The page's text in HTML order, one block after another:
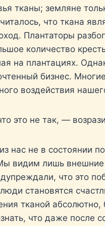
тканы; земляне
что ткана
Плантаторы
количество
на плантациях.
бизнес.
воздействия
это не так, —
нас не в состоянии
видим лишь внешние
что это
становятся
тканой
что даже после